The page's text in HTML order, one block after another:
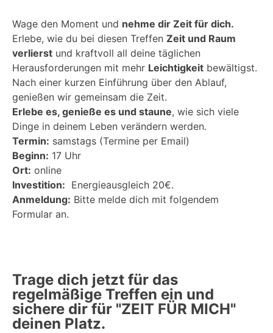
Wage den Moment und nehme dir Zeit für dich.
Erlebe, wie du bei diesen Treffen Zeit und Raum
verlierst und kraftvoll all deine täglichen
Herausforderungen mit mehr Leichtigkeit bewältigst.
Nach einer kurzen Einführung über den Ablauf,
genießen wir gemeinsam die Zeit.
Erlebe es, genieße es und staune, wie sich viele
Dinge in deinem Leben verändern werden.
Termin: samstags (Termine per Email)
Beginn: 17 Uhr
Ort: online
Investition: Energieausgleich 20€.
Anmeldung: Bitte melde dich mit folgendem
Formular an.
Trage dich jetzt für das
regelmäßige Treffen ein und
sichere dir für "ZEIT FÜR MICH"
deinen Platz.